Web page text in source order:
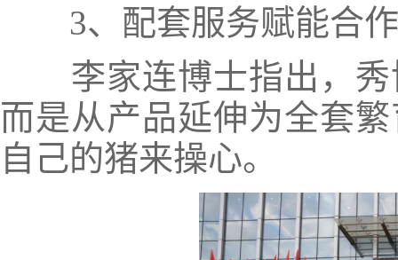
3、配套服务赋能合
李家连博士指出，秀
而是从产品延伸为全套
自己的猪来操心。